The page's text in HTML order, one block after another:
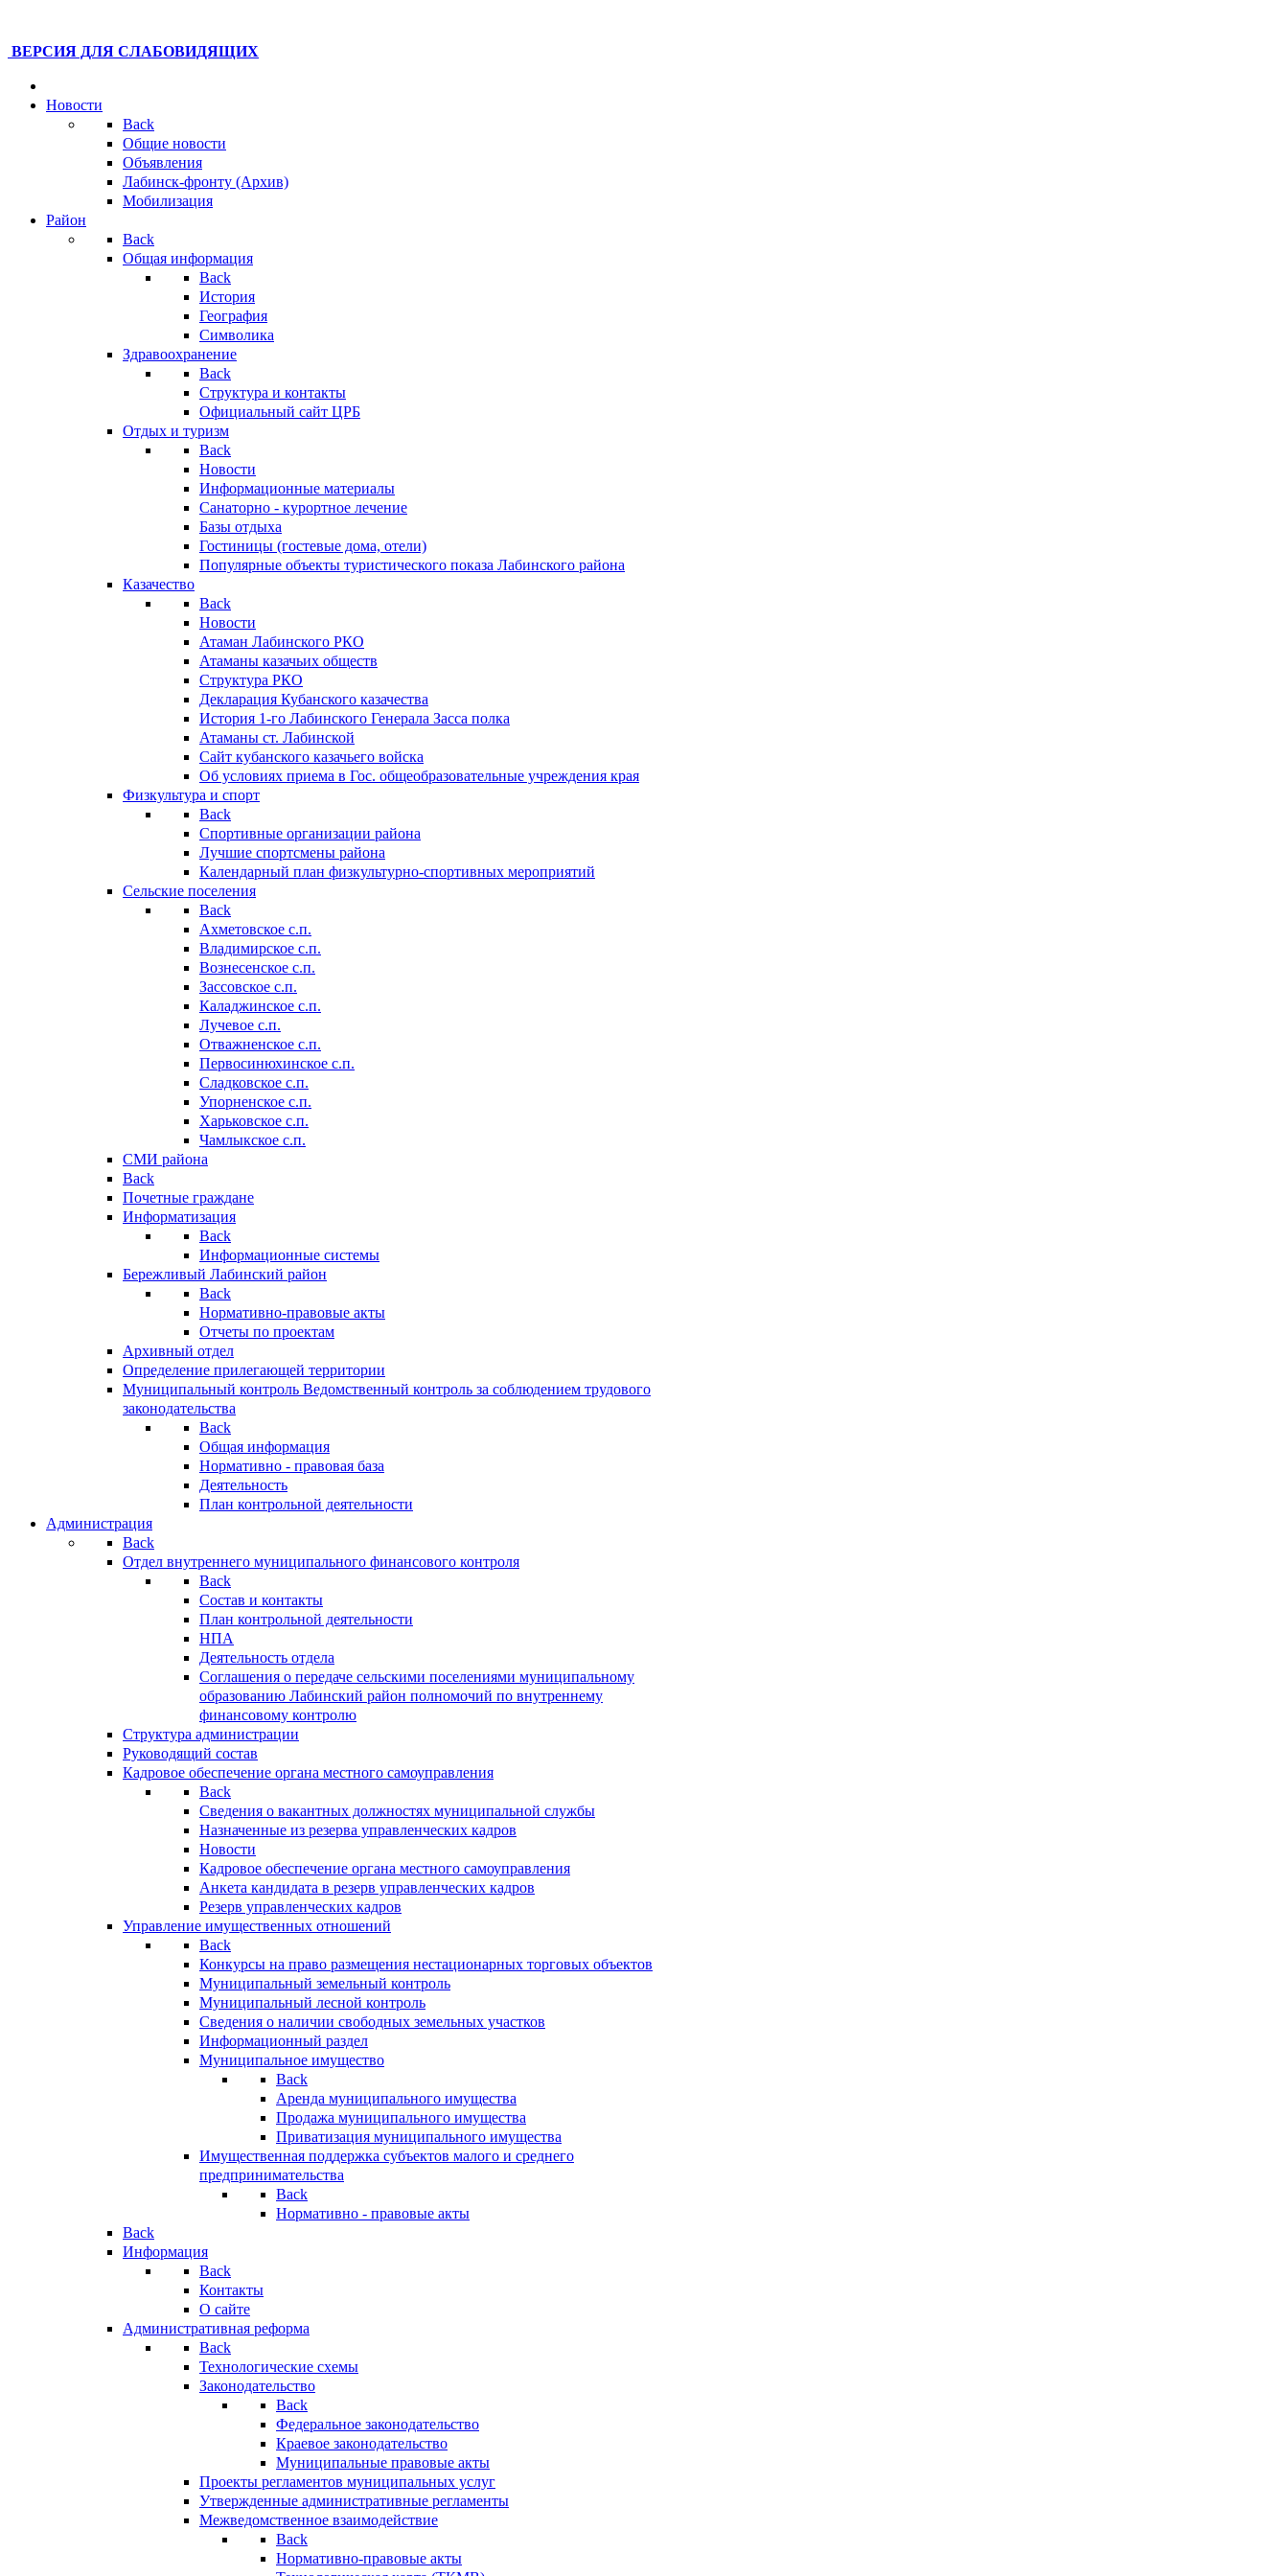
ВЕРСИЯ ДЛЯ СЛАБОВИДЯЩИХ
Новости
Back
Общие новости
Объявления
Лабинск-фронту (Архив)
Мобилизация
Район
Back
Общая информация
Back
История
География
Символика
Здравоохранение
Back
Структура и контакты
Официальный сайт ЦРБ
Отдых и туризм
Back
Новости
Информационные материалы
Санаторно - курортное лечение
Базы отдыха
Гостиницы (гостевые дома, отели)
Популярные объекты туристического показа Лабинского района
Казачество
Back
Новости
Атаман Лабинского РКО
Атаманы казачьих обществ
Структура РКО
Декларация Кубанского казачества
История 1-го Лабинского Генерала Засса полка
Атаманы ст. Лабинской
Cайт кубанского казачьего войска
Об условиях приема в Гос. общеобразовательные учреждения края
Физкультура и спорт
Back
Спортивные организации района
Лучшие спортсмены района
Календарный план физкультурно-спортивных мероприятий
Сельские поселения
Back
Ахметовское с.п.
Владимирское с.п.
Вознесенское с.п.
Зассовское с.п.
Каладжинское с.п.
Лучевое с.п.
Отважненское с.п.
Первосинюхинское с.п.
Сладковское с.п.
Упорненское с.п.
Харьковское с.п.
Чамлыкское с.п.
СМИ района
Back
Почетные граждане
Информатизация
Back
Информационные системы
Бережливый Лабинский район
Back
Нормативно-правовые акты
Отчеты по проектам
Архивный отдел
Определение прилегающей территории
Муниципальный контроль Ведомственный контроль за соблюдением трудового
законодательства
Back
Общая информация
Нормативно - правовая база
Деятельность
План контрольной деятельности
Администрация
Back
Отдел внутреннего муниципального финансового контроля
Back
Состав и контакты
План контрольной деятельности
НПА
Деятельность отдела
Соглашения о передаче сельскими поселениями муниципальному
образованию Лабинский район полномочий по внутреннему
финансовому контролю
Структура администрации
Руководящий состав
Кадровое обеспечение органа местного самоуправления
Back
Сведения о вакантных должностях муниципальной службы
Назначенные из резерва управленческих кадров
Новости
Кадровое обеспечение органа местного самоуправления
Анкета кандидата в резерв управленческих кадров
Резерв управленческих кадров
Управление имущественных отношений
Back
Конкурсы на право размещения нестационарных торговых объектов
Муниципальный земельный контроль
Муниципальный лесной контроль
Сведения о наличии свободных земельных участков
Информационный раздел
Муниципальное имущество
Back
Аренда муниципального имущества
Продажа муниципального имущества
Приватизация муниципального имущества
Имущественная поддержка субъектов малого и среднего
предпринимательства
Back
Нормативно - правовые акты
Back
Информация
Back
Контакты
О сайте
Административная реформа
Back
Технологические схемы
Законодательство
Back
Федеральное законодательство
Краевое законодательство
Муниципальные правовые акты
Проекты регламентов муниципальных услуг
Утвержденные административные регламенты
Межведомственное взаимодействие
Back
Нормативно-правовые акты